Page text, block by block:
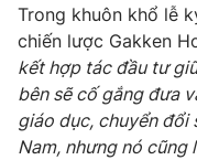
Trong khuôn khổ lễ
chiến lược Gakken
kết hợp tác đầu tư
bên sẽ cố gắng đưa
giáo dục, chuyển
Nam, nhưng nó